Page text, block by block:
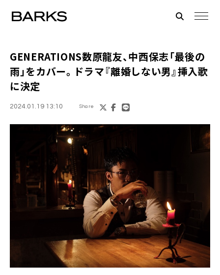
GENERATIONS数原龍友、中西保志「最後の
雨」をカバー。ドラマ『離婚しない男』挿入歌
に決定
2024.01.19 13:10 Share